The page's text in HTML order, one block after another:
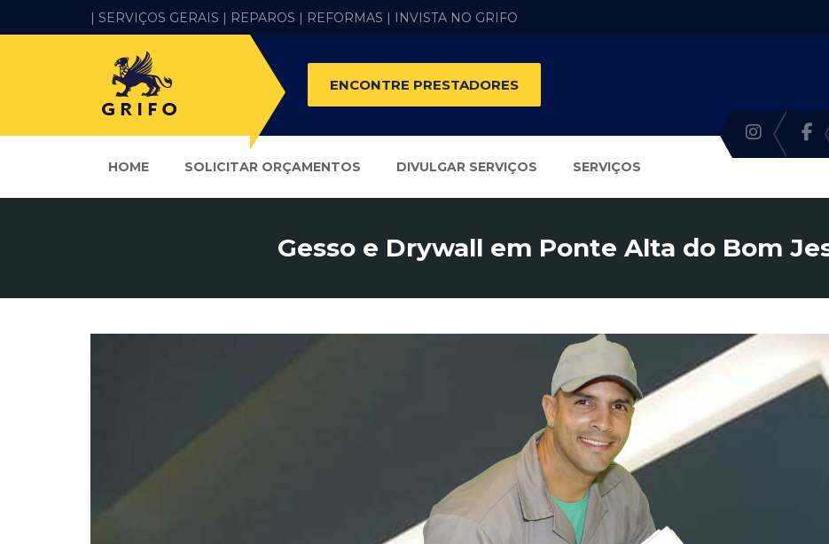
| SERVIÇOS GERAIS | REPAROS | REFORMAS | INVISTA NO GRIFO
ENCONTRE PRESTADORES
HOME SOLICITAR ORÇAMENTOS DIVULGAR SERVIÇOS SERVIÇOS
Gesso e Drywall em Ponte Alta do Bom